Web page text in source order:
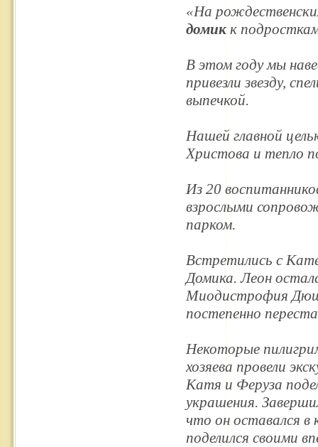
«На
домик к
В этом году мы
привезли звезду,
выпечкой.
Нашей главной
Христова и тепло
Из 20
взрослыми
парком.
Встретились с
Домика. Леон
Миодистрофия
постепенно
Некоторые
хозяева провели
Катя и Феруза
украшения.
что он оставался в
поделился своими